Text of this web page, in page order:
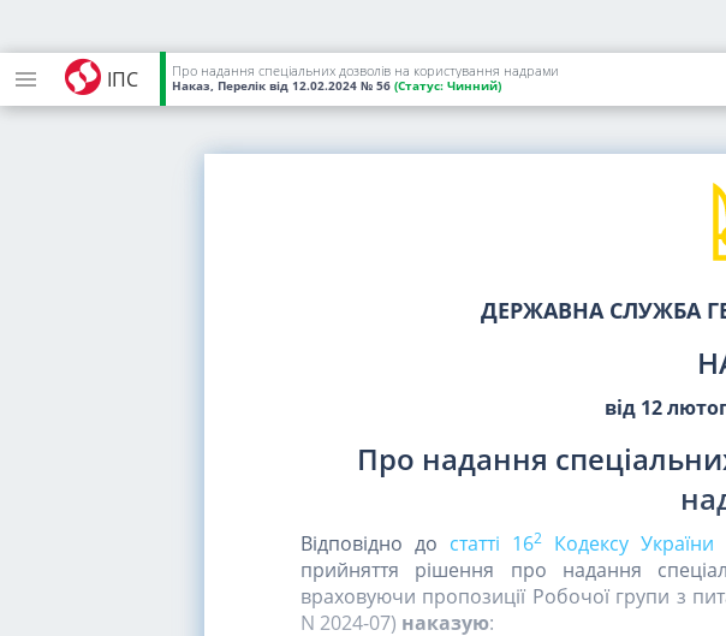
ІПС Про надання спеціальних дозволів на користування надрами
Наказ, Перелік від 12.02.2024 № 56 (Статус: Чинний)
ДЕРЖАВНА СЛУЖБА
від 12
Про надання
Відповідно до статті 162 Кодексу
прийняття рішення про надання
враховуючи пропозиції Робочої групи з
N 2024-07) наказую: